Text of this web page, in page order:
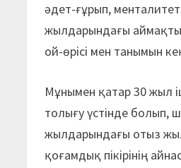
әдет-ғұрып,
жылдарындағы
ой-өрісі мен танымын
Мұнымен қатар 30 жыл
толығу үстінде болып,
жылдарындағы отыз
қоғамдық пікірінің